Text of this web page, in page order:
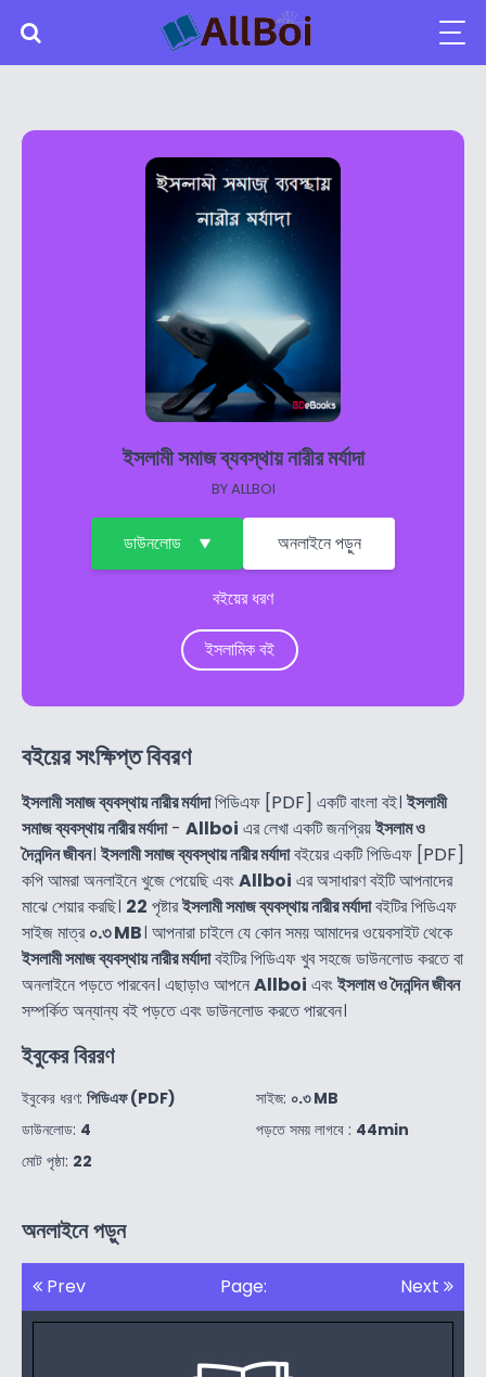
ইসলামী সমাজ ব্যবস্থায় নারীর মর্যাদা
BYALLBOI
ডাউনলোড অনলাইনে পড়ুন
বইয়ের ধরণ
ইসলামিক বই
বইয়ের সংক্ষিপ্ত বিবরণ
ইসলামী সমাজ ব্যবস্থায় নারীর মর্যাদাপিডিএফ [PDF] একটি বাংলা বই। ইসলামী
সমাজ ব্যবস্থায় নারীর মর্যাদা- Allboi এর লেখা একটি জনপ্রিয়ইসলাম ও
দৈনন্দিন জীবন। ইসলামী সমাজ ব্যবস্থায় নারীর মর্যাদাবইয়ের একটি পিডিএফ [PDF]
কপি আমরা অনলাইনে খুজে পেয়েছি এবংAllboi এর অসাধারণ বইটি আপনাদের
মাঝে শেয়ার করছি। 22 পৃষ্টারইসলামী সমাজ ব্যবস্থায় নারীর মর্যাদাবইটির পিডিএফ
সাইজ মাত্র০.৩ MB। আপনারা চাইলে যে কোন সময় আমাদের ওয়েবসাইট থেকে
ইসলামী সমাজ ব্যবস্থায় নারীর মর্যাদাবইটির পিডিএফ খুব সহজে ডাউনলোড করতে বা
অনলাইনে পড়তে পারবেন। এছাড়াও আপনেAllboi এবংইসলাম ও দৈনন্দিন জীবন
সম্পর্কিত অন্যান্য বই পড়তে এবং ডাউনলোড করতে পারবেন।
ইবুকের বিররণ
ইবুকের ধরণ: পিডিএফ (PDF)
ডাউনলোড: 4
মোট পৃষ্ঠা: 22
সাইজ: ০.৩ MB
পড়তে সময় লাগবে : 44min
অনলাইনে পড়ুন
Prev Page: Next